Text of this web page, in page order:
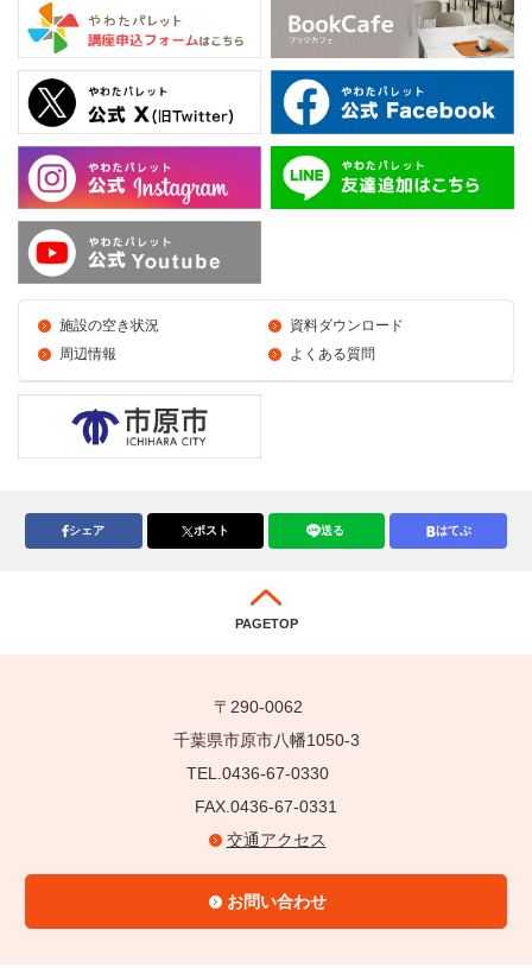
施設の空き状況
資料ダウンロード
周辺情報
よくある質問
シェア ポスト 送る はてぶ
PAGETOP
〒290-0062
千葉県市原市八幡1050-3
TEL.0436-67-0330
FAX.0436-67-0331
交通アクセス
お問い合わせ